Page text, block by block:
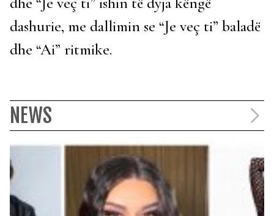
dashurie, me dallimin se “Je veç ti” baladë
dhe “Ai” ritmike.
NEWS